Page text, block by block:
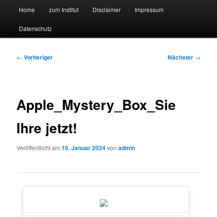
Suchmaschine Forschung und
Technologie
Zum
primären
Zum
sekundären
Home zum Institut Disclaimer Impressum
Datenschutz
Beitragsnavigation
← Vorheriger Nächster →
Apple_Mystery_Box_Sie
Ihre jetzt!
Veröffentlicht am16. Januar 2024vonadmin